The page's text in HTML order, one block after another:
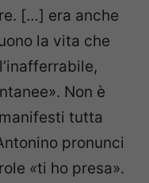
[…] era anche
la vita che
Non è
tutta
pronunci
«ti ho presa».